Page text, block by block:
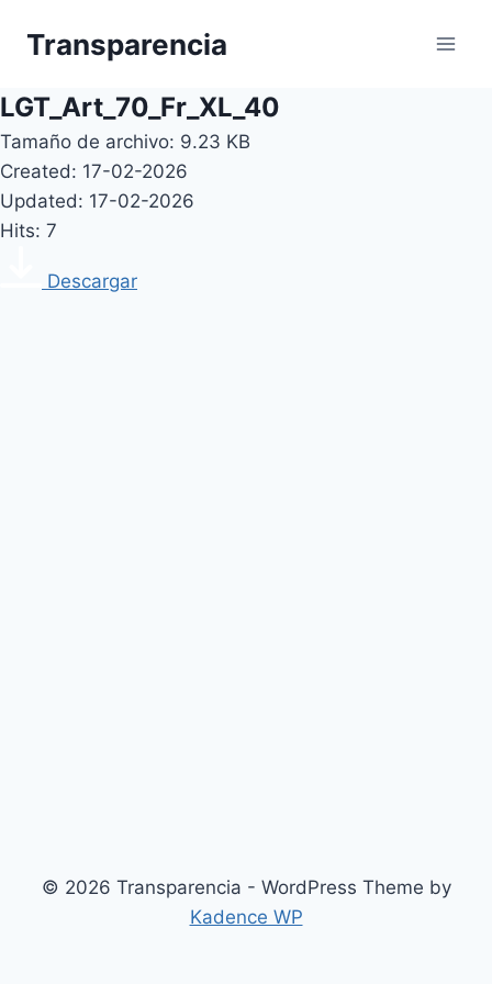
Transparencia
LGT_Art_70_Fr_XL_40
Tamaño de archivo: 9.23 KB
Created: 17-02-2026
Updated: 17-02-2026
Hits: 7
Descargar
© 2026 Transparencia - WordPress Theme by
Kadence WP